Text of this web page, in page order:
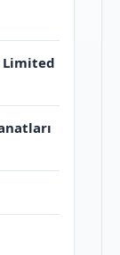
Limited